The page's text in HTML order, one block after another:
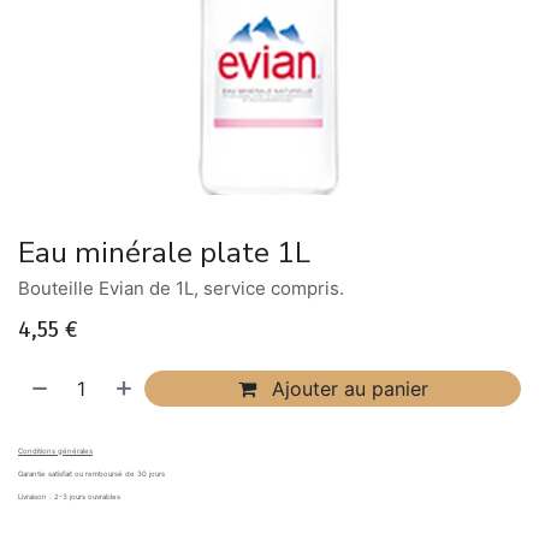
Eau minérale plate 1L
Bouteille Evian de 1L, service compris.
4,55 €
Ajouter au panier
Conditions générales
Garantie satisfait ou remboursé de 30 jours
Livraison : 2-3 jours ouvrables